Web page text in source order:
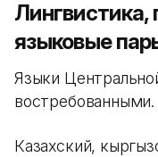
Лингвистика,
языковые
Языки
востребованными.
Казахский,